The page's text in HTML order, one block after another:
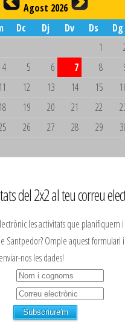
Agost 2026
Dc Dj Dv Ds
Dg
1
4 5 6 7 8
11 12 13 14 15
18 19 20 21 22
26 27 28 29
del 2x2 al teu correu
les activitats que planifiquem
Santpedor? Omple aquest formulari
nos les dades!